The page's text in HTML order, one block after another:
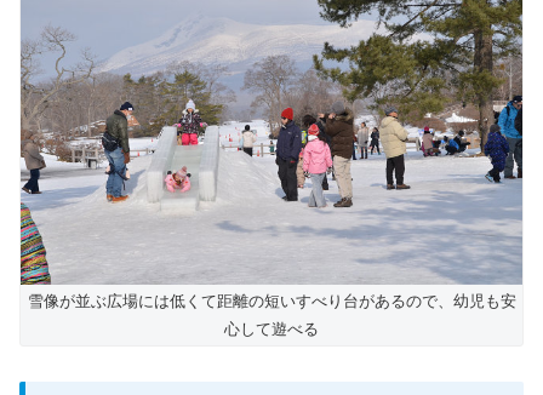
雪像が並ぶ広場には低くて距離の短いすべり台があるので、幼児も安
心して遊べる